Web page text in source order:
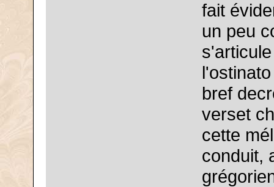
fait
un peu
bref
verset
cette
conduit,